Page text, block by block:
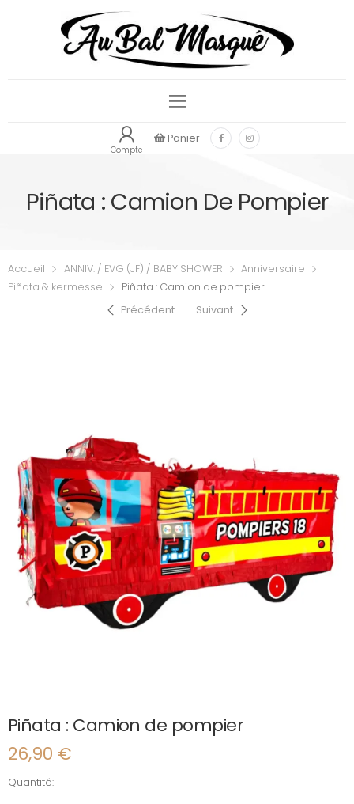
Compte
Panier
Piñata : Camion De Pompier
Accueil ANNIV. / EVG (JF) / BABY SHOWER
Anniversaire
Piñata & kermesse
Piñata : Camion de pompier
Précédent
Suivant
Piñata : Camion de pompier
26,90 €
Quantité:
quantité